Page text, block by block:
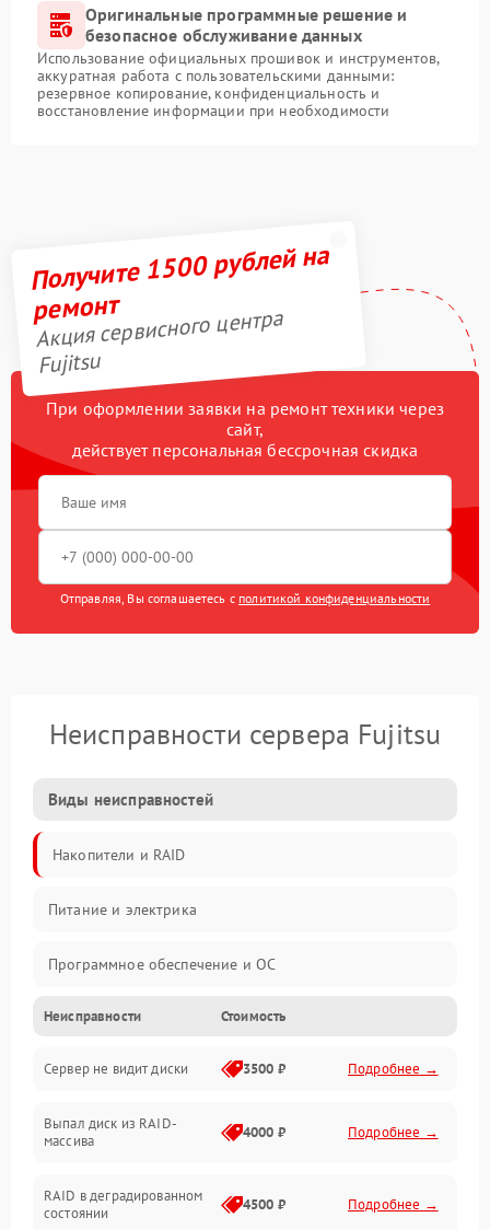
Оригинальные программные решение и
безопасное обслуживание данных
Использование официальных прошивок и инструментов,
аккуратная работа с пользовательскими данными:
резервное копирование, конфиденциальность и
восстановление информации при необходимости
Получите 1500 рублей на
ремонт
Акция сервисного центра
Fujitsu
При оформлении заявки на ремонт техники через
сайт,
действует персональная бессрочная скидка
Отправляя, Вы соглашаетесь с политикой конфиденциальности
Неисправности сервера Fujitsu
Виды неисправностей
Накопители и RAID
Питание и электрика
Программное обеспечение и ОС
Охлаждение и температура
Материнская плата и процессор
Сеть и коммуникации
Неисправности Стоимость
Сервер не видит диски 3500 ₽ Подробнее →
Выпал диск из RAID-
массива
4000 ₽ Подробнее →
RAID в деградированном
состоянии
4500 ₽ Подробнее →